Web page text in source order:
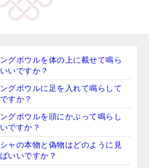
グボウルを体の上に載せて鳴ら
いですか？
グボウルに足を入れて鳴らして
すか？
グボウルを頭にかぶって鳴らし
ですか？
ャの本物と偽物はどのように見
いいですか？